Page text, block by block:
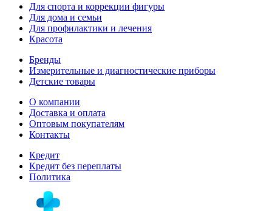
Для спорта и коррекции фигуры
Для дома и семьи
Для профилактики и лечения
Красота
Бренды
Измерительные и диагностические приборы
Детские товары
О компании
Доставка и оплата
Оптовым покупателям
Контакты
Кредит
Кредит без переплаты
Политика